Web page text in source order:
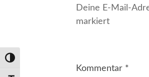
Umschalten auf hohe Kontraste
Deine E-Mail-
markiert
Kommentar *